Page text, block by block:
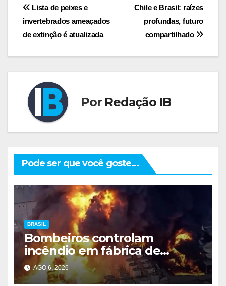
Navegação
de
Post
Chile e Brasil: raízes
profundas, futuro
compartilhado
Lista de peixes e
invertebrados ameaçados
de extinção é atualizada
Por Redação IB
Pode ser que você goste...
BRASIL
Bombeiros controlam
incêndio em fábrica de
Itaquaquecetuba após 33
horas
AGO 6, 2026